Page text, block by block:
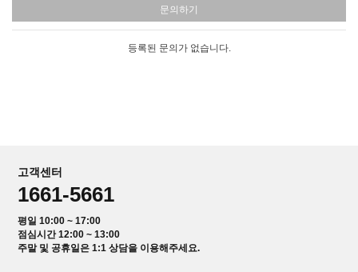
문의하기
등록된 문의가 없습니다.
고객센터
1661-5661
평일 10:00 ~ 17:00
점심시간 12:00 ~ 13:00
주말 및 공휴일은 1:1 상담을 이용해주세요.